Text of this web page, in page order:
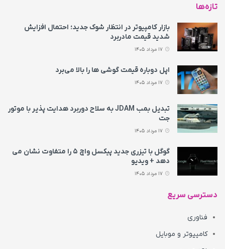
تازه‌ها
بازار کامپیوتر در انتظار شوک جدید؛ احتمال افزایش
شدید قیمت مادربرد
اپل دوباره قیمت‌ گوشی ها را بالا می‌برد
تبدیل بمب JDAM به سلاح دوربرد هدایت پذیر با موتور
جت
گوگل با تیزری جدید پیکسل واچ ۵ را متفاوت نشان می‌
دهد + ویدیو
دسترسی سریع
فناوری
کامپیوتر و موبایل